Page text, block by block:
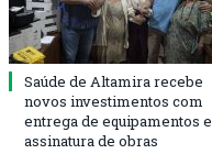
Saúde de Altamira recebe
novos investimentos com
entrega de equipamentos e
assinatura de obras